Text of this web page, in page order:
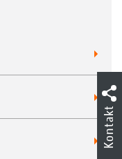
Kontakt